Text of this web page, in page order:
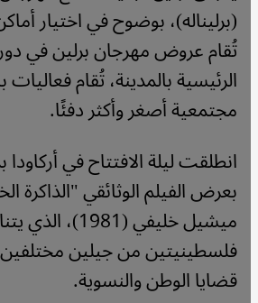
(برليناله)، بوضوح في اختيار
تُقام عروض مهرجان برلين في
الرئيسية بالمدينة، تُقام فعاليات
مجتمعية أصغر وأكثر دفئًا.
انطلقت ليلة الافتتاح في
بعرض الفيلم الوثائقي "الذاكرة
ميشيل خليفي
فلسطينيتين من جيلين
قضايا الوطن والنسوية.